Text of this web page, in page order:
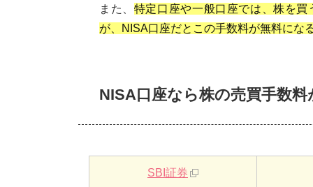
また、 特定口座や一般口座では、株を
が、NISA口座だとこの手数料が無料にな
NISA口座なら株の売買手数
SBI証券